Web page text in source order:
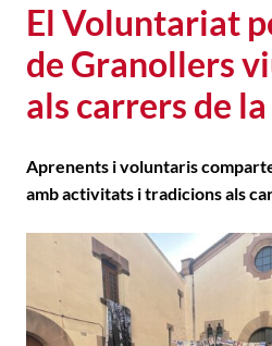
El Voluntariat
de Granollers
als carrers de
Aprenents i voluntaris
amb activitats i tradicions als